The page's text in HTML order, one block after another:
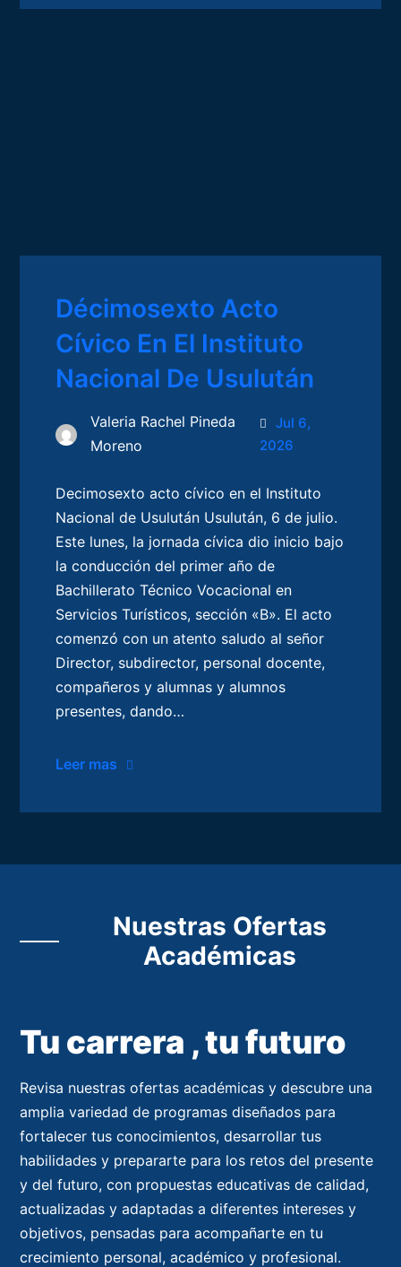
Décimosexto Acto
Cívico En El Instituto
Nacional De Usulután
Valeria Rachel Pineda
Moreno
Jul 6,
2026
Decimosexto acto cívico en el Instituto
Nacional de Usulután Usulután, 6 de julio.
Este lunes, la jornada cívica dio inicio bajo
la conducción del primer año de
Bachillerato Técnico Vocacional en
Servicios Turísticos, sección «B». El acto
comenzó con un atento saludo al señor
Director, subdirector, personal docente,
compañeros y alumnas y alumnos
presentes, dando…
Leer mas
Nuestras Ofertas
Académicas
Tu carrera , tu futuro
Revisa nuestras ofertas académicas y descubre una
amplia variedad de programas diseñados para
fortalecer tus conocimientos, desarrollar tus
habilidades y prepararte para los retos del presente
y del futuro, con propuestas educativas de calidad,
actualizadas y adaptadas a diferentes intereses y
objetivos, pensadas para acompañarte en tu
crecimiento personal, académico y profesional.